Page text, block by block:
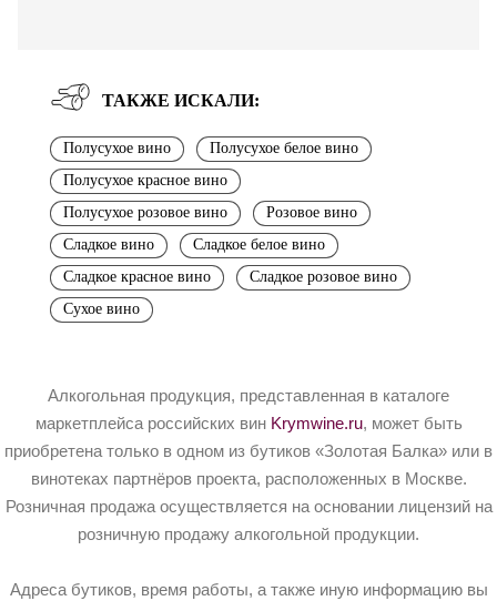
ТАКЖЕ ИСКАЛИ:
Полусухое вино
Полусухое белое вино
Полусухое красное вино
Полусухое розовое вино
Розовое вино
Сладкое вино
Сладкое белое вино
Сладкое красное вино
Сладкое розовое вино
Сухое вино
Алкогольная продукция, представленная в каталоге
маркетплейса российских вин Krymwine.ru, может быть
приобретена только в одном из бутиков «Золотая Балка» или в
винотеках партнёров проекта, расположенных в Москве.
Розничная продажа осуществляется на основании лицензий на
розничную продажу алкогольной продукции.
Адреса бутиков, время работы, а также иную информацию вы